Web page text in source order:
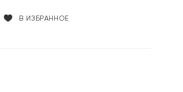
В ИЗБРАННОЕ